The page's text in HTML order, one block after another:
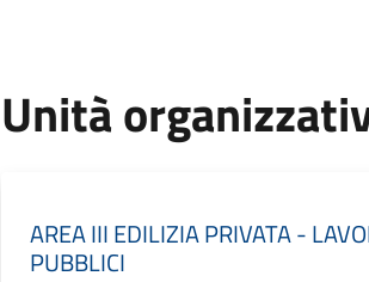
Unità
AREA III EDILIZIA PRIVATA -
PUBBLICI